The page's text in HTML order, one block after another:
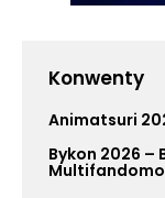
Konwenty
Animatsuri
Bykon 2026 –